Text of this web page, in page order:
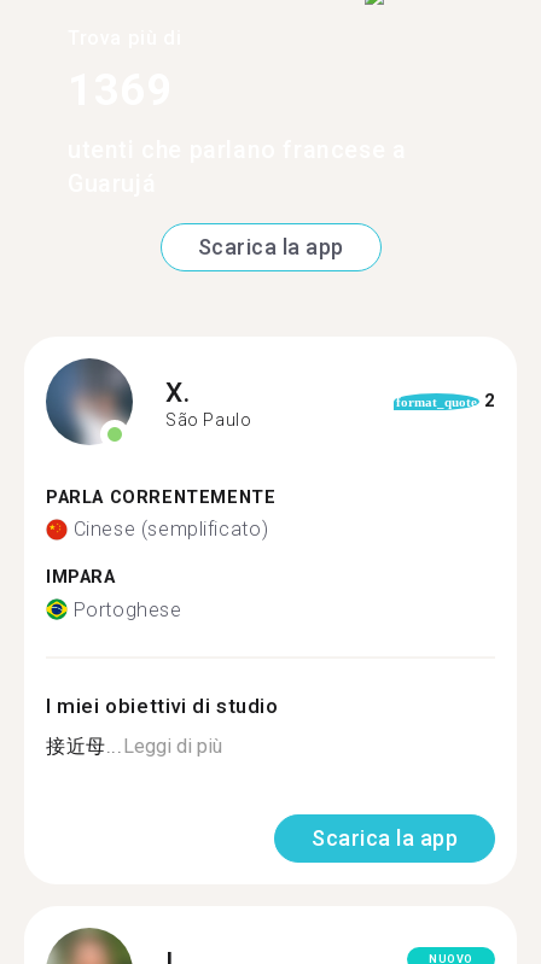
Scarica la app
X.
São Paulo
format_quote 2
PARLA CORRENTEMENTE
Cinese (semplificato)
IMPARA
Portoghese
I miei obiettivi di studio
接近母... Leggi di più
Scarica la app
NUOVO